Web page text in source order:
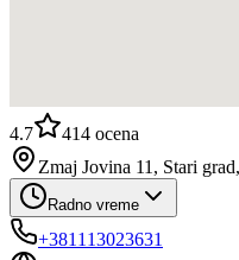
4.7 414 ocena
Zmaj Jovina 11, Stari
Radno vreme
+381113023631